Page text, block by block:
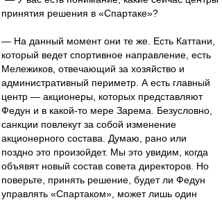
принятия решения в «Спартаке»?
— На данный момент они те же. Есть Каттани,
который ведет спортивное направление, есть
Мележиков, отвечающий за хозяйство и
административный периметр. А есть главный
центр — акционеры, которых представляют
Федун и в какой-то мере Зарема. Безусловно,
санкции повлекут за собой изменение
акционерного состава. Думаю, рано или
поздно это произойдет. Мы это увидим, когда
объявят новый состав совета директоров. Но
поверьте, принять решение, будет ли Федун
управлять «Спартаком», может лишь один